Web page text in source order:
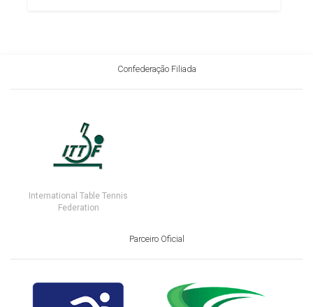
Confederação Filiada
International Table Tennis
Federation
Parceiro Oficial